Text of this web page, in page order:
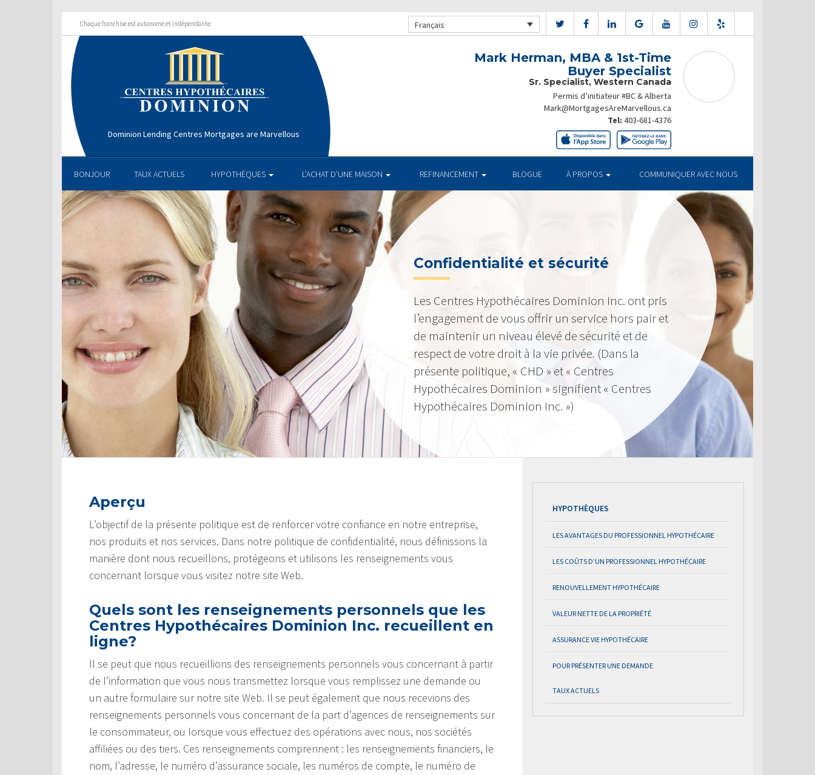
Chaque franchise est autonome et indépendante Français
Dominion Lending Centres Mortgages are Marvellous
Mark Herman, MBA & 1st-Time
Buyer Specialist
Sr. Specialist, Western Canada
Permis d’initiateur #BC & Alberta
Mark@MortgagesAreMarvellous.ca
Tel: 403-681-4376
BONJOUR TAUX ACTUELS HYPOTHÈQUES L’ACHAT D’UNE MAISON REFINANCEMENT BLOGUE À PROPOS COMMUNIQUER AVEC NOUS
Confidentialité et sécurité
Les Centres Hypothécaires Dominion Inc. ont pris
l’engagement de vous offrir un service hors pair et
de maintenir un niveau élevé de sécurité et de
respect de votre droit à la vie privée. (Dans la
présente politique, « CHD » et « Centres
Hypothécaires Dominion » signifient « Centres
Hypothécaires Dominion Inc. »)
Aperçu
L’objectif de la présente politique est de renforcer votre confiance en notre entreprise,
nos produits et nos services. Dans notre politique de confidentialité, nous définissons la
manière dont nous recueillons, protégeons et utilisons les renseignements vous
concernant lorsque vous visitez notre site Web.
Quels sont les renseignements personnels que les
Centres Hypothécaires Dominion Inc. recueillent en
ligne?
Il se peut que nous recueillions des renseignements personnels vous concernant à partir
de l’information que vous nous transmettez lorsque vous remplissez une demande ou
un autre formulaire sur notre site Web. Il se peut également que nous recevions des
renseignements personnels vous concernant de la part d’agences de renseignements sur
le consommateur, ou lorsque vous effectuez des opérations avec nous, nos sociétés
affiliées ou des tiers. Ces renseignements comprennent : les renseignements financiers, le
nom, l’adresse, le numéro d’assurance sociale, les numéros de compte, le numéro de
HYPOTHÈQUES
LES AVANTAGES DU PROFESSIONNEL HYPOTHÉCAIRE
LES COÛTS D’UN PROFESSIONNEL HYPOTHÉCAIRE
RENOUVELLEMENT HYPOTHÉCAIRE
VALEUR NETTE DE LA PROPRIÉTÉ
ASSURANCE VIE HYPOTHÉCAIRE
POUR PRÉSENTER UNE DEMANDE
TAUX ACTUELS